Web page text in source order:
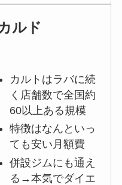
ルド
カルトはラバに続
く店舗数で全国約
60以上ある規模
特徴はなんといっ
ても安い月額費
併設ジムにも通え
る→本気でダイエ